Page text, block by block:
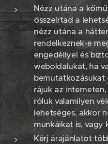
Nézz utána a
összeírtad a
nézz utána a
rendelkeznek-e
engedéllyel és
weboldalukat, ha
bemutatkozásukat
rájuk az
róluk valamilyen
lehetséges, akkor
munkáikat is,
Kérj árajánlatot